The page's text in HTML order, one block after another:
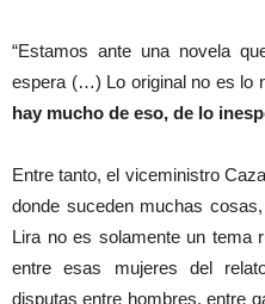
“Estamos ante una novela
espera (…) Lo original no es lo
hay mucho de eso, de lo
Entre tanto, el viceministro
donde suceden muchas
Lira no es solamente un tema
entre esas mujeres del
disputas entre hombres, entre